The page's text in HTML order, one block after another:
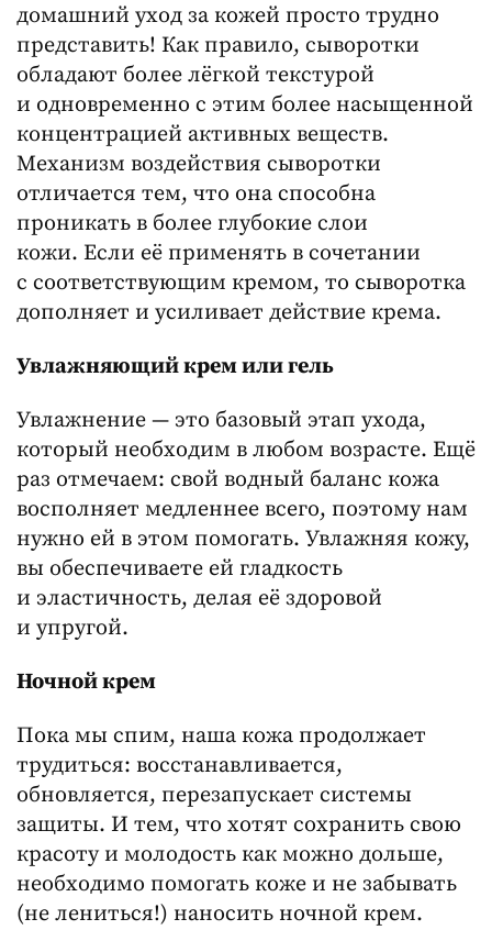
домашний уход за кожей просто трудно
представить! Как правило, сыворотки
обладают более лёгкой текстурой
и одновременно с этим более насыщенной
концентрацией активных веществ.
Механизм воздействия сыворотки
отличается тем, что она способна
проникать в более глубокие слои
кожи. Если её применять в сочетании
с соответствующим кремом, то сыворотка
дополняет и усиливает действие крема.
Увлажняющий крем или гель
Увлажнение — это базовый этап ухода,
который необходим в любом возрасте. Ещё
раз отмечаем: свой водный баланс кожа
восполняет медленнее всего, поэтому нам
нужно ей в этом помогать. Увлажняя кожу,
вы обеспечиваете ей гладкость
и эластичность, делая её здоровой
и упругой.
Ночной крем
Пока мы спим, наша кожа продолжает
трудиться: восстанавливается,
обновляется, перезапускает системы
защиты. И тем, что хотят сохранить свою
красоту и молодость как можно дольше,
необходимо помогать коже и не забывать
(не лениться!) наносить ночной крем.